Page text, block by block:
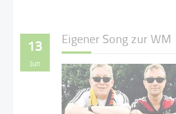
13
Jun
Eigener Song zur WM